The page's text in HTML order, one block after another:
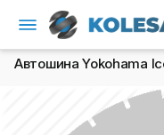
Автошина Yokohama